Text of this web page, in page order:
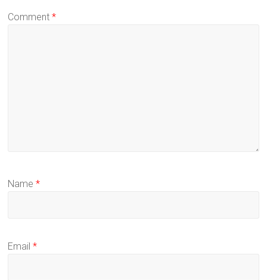
Comment*
Name*
Email*